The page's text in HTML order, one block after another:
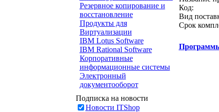
Резервное копирование и
восстановление
Продукты для
Виртуализации
IBM Lotus Software
IBM Rational Software
Корпоративные
информационные системы
Электронный
документооборот
Подписка на новости
Новости ITShop
Код:
Вид
Срок